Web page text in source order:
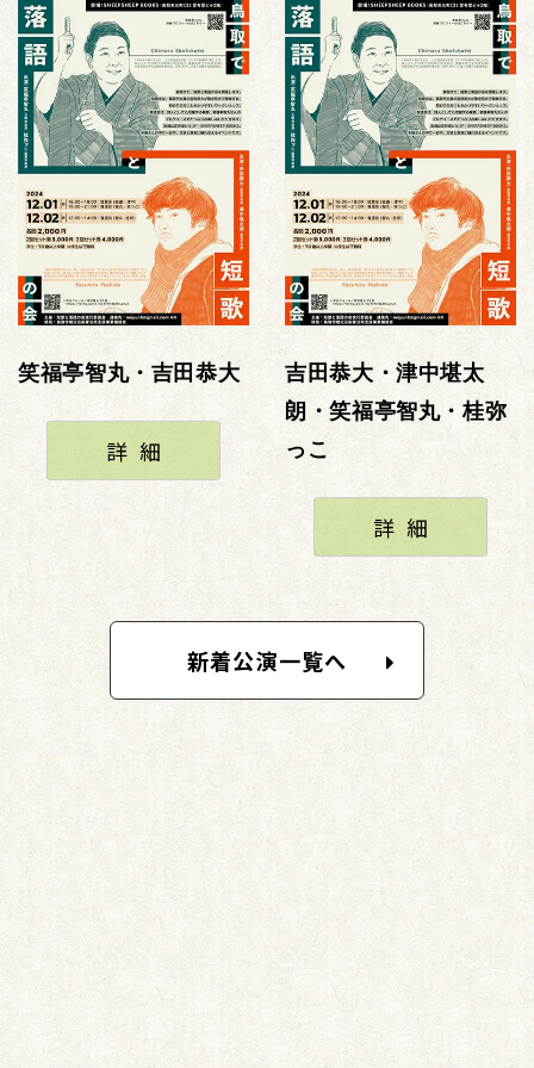
笑福亭智丸・吉田恭大
詳細
吉田恭大・津中堪太
朗・笑福亭智丸・桂弥
っこ
詳細
新着公演一覧へ